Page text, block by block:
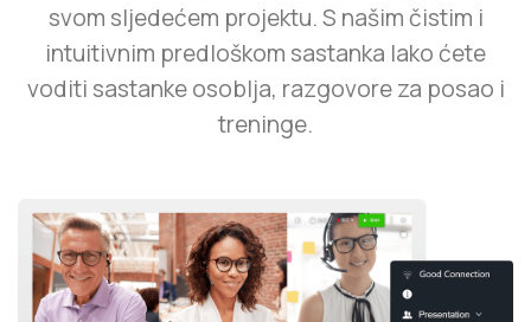
svom sljedećem projektu. S našim čistim i
intuitivnim predloškom sastanka lako ćete
voditi sastanke osoblja, razgovore za posao i
treninge.